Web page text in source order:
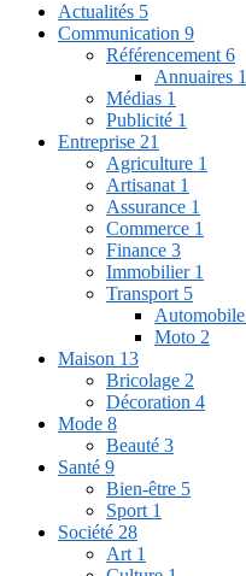
Actualités 5
Communication 9
Référencement 6
Annuaires 1
Médias 1
Publicité 1
Entreprise 21
Agriculture 1
Artisanat 1
Assurance 1
Commerce 1
Finance 3
Immobilier 1
Transport 5
Automobile
Moto 2
Maison 13
Bricolage 2
Décoration 4
Mode 8
Beauté 3
Santé 9
Bien-être 5
Sport 1
Société 28
Art 1